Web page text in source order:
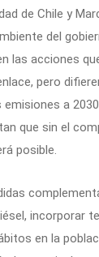
de Chile y
del
las acciones
pero
a
que sin el
posible.
incorporar
en la